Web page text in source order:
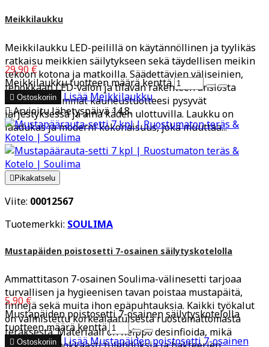
Meikkilaukku
Meikkilaukku LED-peilillä on käytännöllinen ja tyylikäs
ratkaisu meikkien säilytykseen sekä täydellisen meikin
tekoon kotona ja matkoilla. Säädettävien väliseinien,
tehokkaan LED-valon ja tilavan rakenteen ansiosta
kaikki tärkeimmät kauneustuotteesi pysyvät
järjestyksessä ja aina käden ulottuvilla. Laukku on
laadukas ja moderni kokonaisuus, joka muuttaa...
29,90 €
Meikkilaukku tuotteen määrä kenttä
 Ostoskoriin Lisää Meikkilaukku
Arvioitu lähetyspäivä 14.8.
 Pikakatselu
Viite: 00012567
Tuotemerkki: SOULIMA
Mustapäiden poistosetti 7-osainen säilytyskotelolla
Ammattitason 7-osainen Soulima-välinesetti tarjoaa
turvallisen ja hygieenisen tavan poistaa mustapäitä,
finnejä sekä muita ihon epäpuhtauksia. Kaikki työkalut
on valmistettu korkealaatuisesta ruostumattomasta
teräksestä. Materiaali on helppo desinfioida, mikä
5,90 €
Mustapäiden poistosetti 7-osainen säilytyskotelolla
tuotteen määrä kenttä
 Ostoskoriin LisääMustapäiden poistosetti 7-osainen